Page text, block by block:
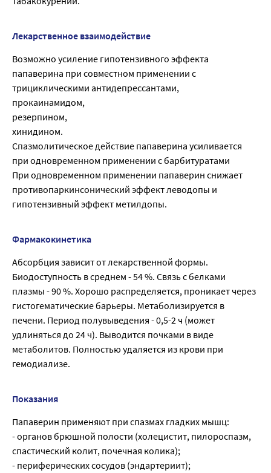
Лекарственное взаимодействие
Возможно усиление гипотензивного эффекта
папаверина при совместном применении с
трициклическими антидепрессантами,
прокаинамидом,
резерпином,
хинидином.
Спазмолитическое действие папаверина усиливается
при одновременном применении с барбитуратами
При одновременном применении папаверин снижает
противопаркинсонический эффект леводопы и
гипотензивный эффект метилдопы.
Фармакокинетика
Абсорбция зависит от лекарственной формы.
Биодоступность в среднем - 54 %. Связь с белками
плазмы - 90 %. Хорошо распределяется, проникает через
гистогематические барьеры. Метаболизируется в
печени. Период полувыведения - 0,5-2 ч (может
удлиняться до 24 ч). Выводится почками в виде
метаболитов. Полностью удаляется из крови при
гемодиализе.
Показания
Папаверин применяют при спазмах гладких мышц:
- органов брюшной полости (холецистит, пилороспазм,
спастический колит, почечная колика);
- периферических сосудов (эндартериит);